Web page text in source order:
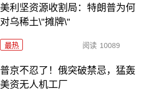
美利坚资源收割局：特朗普为何
对乌稀土\"摊牌\"
最热 阅读 10089
普京不忍了！俄突破禁忌，猛轰
美资无人机工厂